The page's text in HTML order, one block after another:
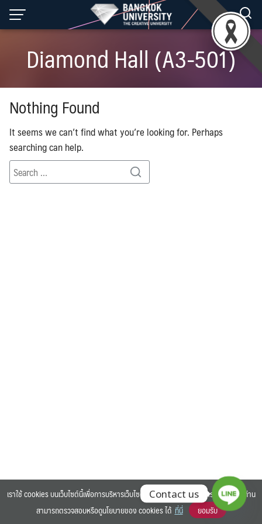
Skip
Diamond Hall (A3-501)
Nothing Found
It seems we can’t find what you’re looking for. Perhaps
searching can help.
Search
for:
Search
©2025 BANGKOK UNIVERSITY. ALL RIGHTS RESERVED.
เราใช้ cookies บนเว็บไซต์นี้เพื่อการบริหารเว็บไซต์ และเพิ่มประสิทธิภาพการใช้งานของท่าน
สามารถตรวจสอบหรือดูนโยบายของ cookies ได้ ที่นี่ ยอมรับ
Contact us